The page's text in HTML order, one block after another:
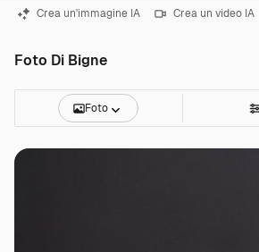
Crea un'immagine IA Crea un video IA
Foto Di Bigne
Foto